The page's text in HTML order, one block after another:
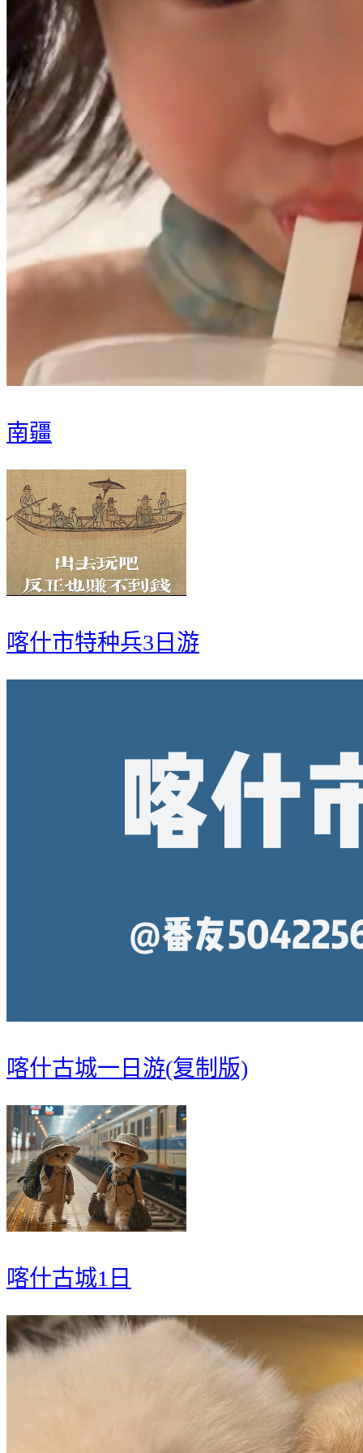
南疆
喀什市特种兵3日游
喀什古城一日游(复制版)
喀什古城1日